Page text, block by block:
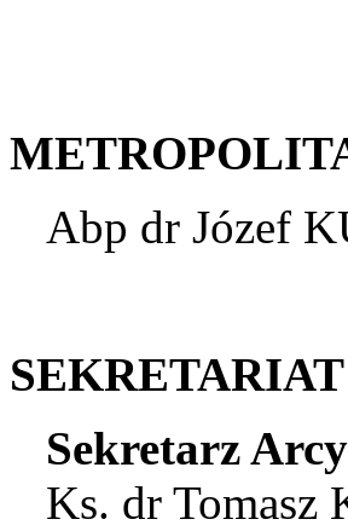
Abp dr Józef
SEKRETARIAT
Sekretarz
Ks. dr Tomasz